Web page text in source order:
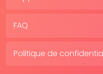
FAQ
Politique de